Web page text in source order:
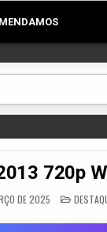
720p
DE 2025 POSTED
IN